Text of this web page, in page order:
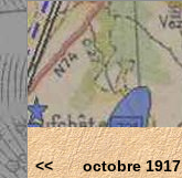
<< octobre 1917